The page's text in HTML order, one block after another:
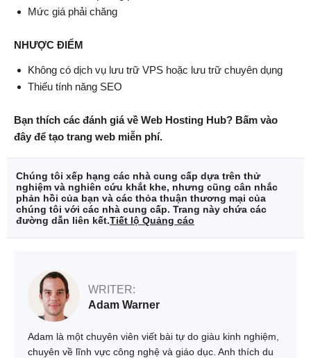
Mức giá phải chăng
NHƯỢC ĐIỂM
Không có dịch vụ lưu trữ VPS hoặc lưu trữ chuyên dụng
Thiếu tính năng SEO
Bạn thích các đánh giá về Web Hosting Hub? Bấm vào
đây để tạo trang web miễn phí.
Chúng tôi xếp hạng các nhà cung cấp dựa trên thử
nghiệm và nghiên cứu khắt khe, nhưng cũng cân nhắc
phản hồi của bạn và các thỏa thuận thương mại của
chúng tôi với các nhà cung cấp. Trang này chứa các
đường dẫn liên kết.Tiết lộ Quảng cáo
WRITER:
Adam Warner
Adam là một chuyên viên viết bài tự do giàu kinh nghiệm,
chuyên về lĩnh vực công nghệ và giáo dục. Anh thích du